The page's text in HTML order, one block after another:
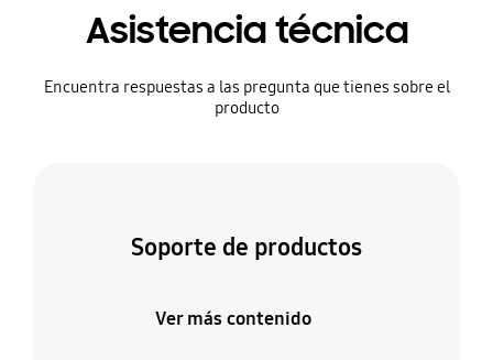
Asistencia técnica
Encuentra respuestas a las pregunta que tienes sobre el
producto
Soporte de productos
Ver más contenido